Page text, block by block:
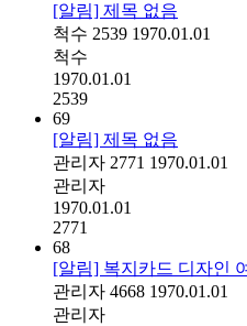
[알림] 제목 없음
척수 2539 1970.01.01
척수
1970.01.01
2539
69
[알림] 제목 없음
관리자 2771 1970.01.01
관리자
1970.01.01
2771
68
[알림] 복지카드 디자인
관리자 4668 1970.01.01
관리자